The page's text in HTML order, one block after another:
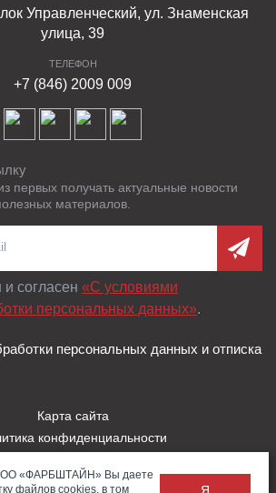
Управленческий, ул. Знаменская
улица, 39
ТЕЛЕФОН
+7 (846) 2009 009
первых получать актуальные новости
материалов.
согласен «C условиями
персональных данных».
персональных данных и отписка
Карта сайта
конфиденциальности
использования Cookies
«ФАРБШТАЙН» Вы даете
файлов cookies, в том